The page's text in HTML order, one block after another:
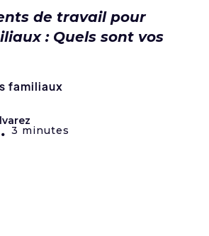
de travail pour
: Quels sont vos
familiaux
• 3 minutes